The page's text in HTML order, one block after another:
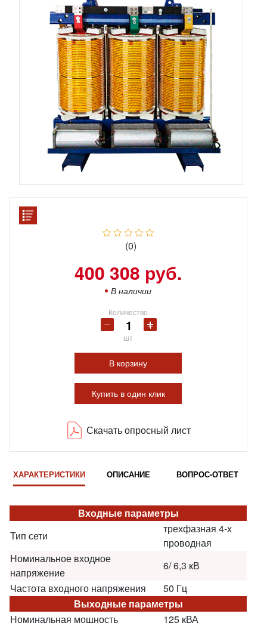
(0)
400 308 руб.
В наличии
Количество
шт
В корзину
Купить в один клик
Скачать опросный лист
ХАРАКТЕРИСТИКИ ОПИСАНИЕ ВОПРОС-ОТВЕТ
Входные параметры
Тип сети
трехфазная 4-х
проводная
Номинальное входное
напряжение
6/ 6,3 кВ
Частота входного напряжения
50 Гц
Выходные параметры
Номинальная мощность
125 кВА